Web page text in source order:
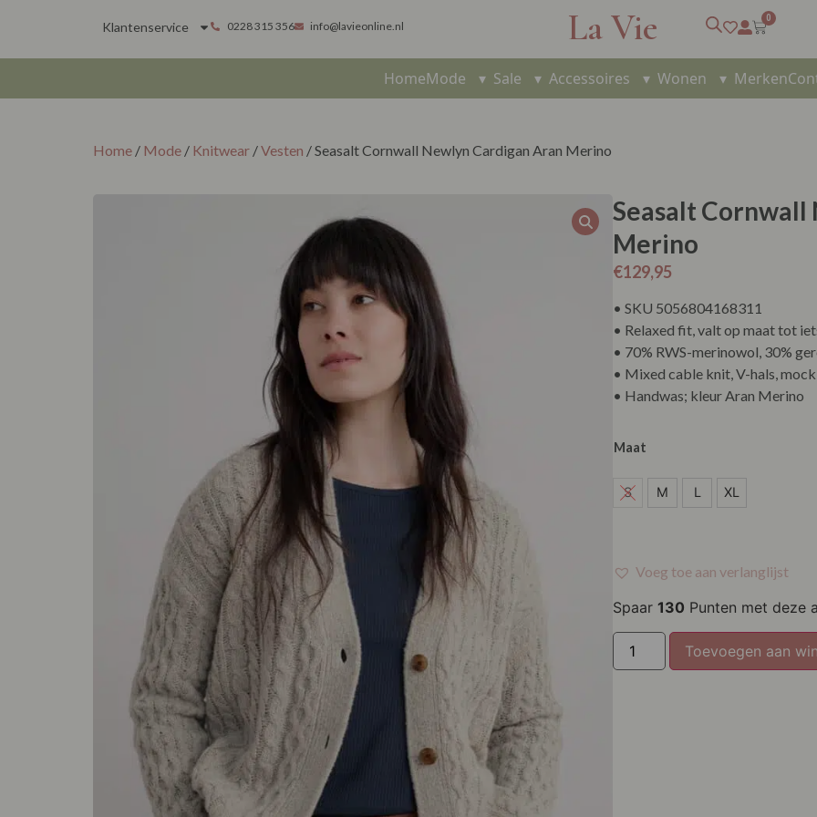
Klantenservice 0228 315 356 info@lavieonline.nl La Vie 0
HomeMode ▾ Sale ▾ Accessoires ▾ Wonen ▾ Merken
Home / Mode / Knitwear /Vesten / Seasalt Cornwall Newlyn Cardigan Aran Merino
Seasalt Cornwall
Merino
€129,95
• SKU 5056804168311
• Relaxed fit, valt op maat tot
• 70% RWS-merinowol, 30%
• Mixed cable knit, V-hals,
• Handwas; kleur Aran Merino
Maat
S
S M L XL
Voeg toe aan verlanglijst
Spaar 130 Punten met deze
Toevoegen aan